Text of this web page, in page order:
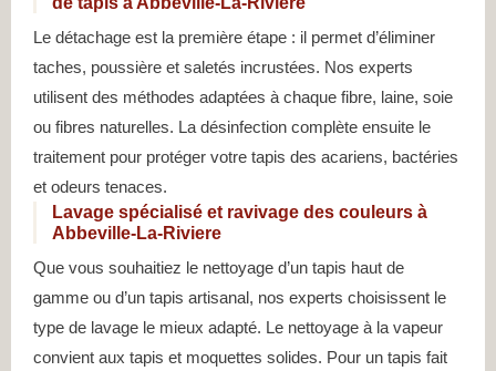
Le détachage est la première étape : il permet d’éliminer
taches, poussière et saletés incrustées. Nos experts
utilisent des méthodes adaptées à chaque fibre, laine, soie
ou fibres naturelles. La désinfection complète ensuite le
traitement pour protéger votre tapis des acariens, bactéries
et odeurs tenaces.
Lavage spécialisé et ravivage des couleurs à
Abbeville-La-Riviere
Que vous souhaitiez le nettoyage d’un tapis haut de
gamme ou d’un tapis artisanal, nos experts choisissent le
type de lavage le mieux adapté. Le nettoyage à la vapeur
convient aux tapis et moquettes solides. Pour un tapis fait